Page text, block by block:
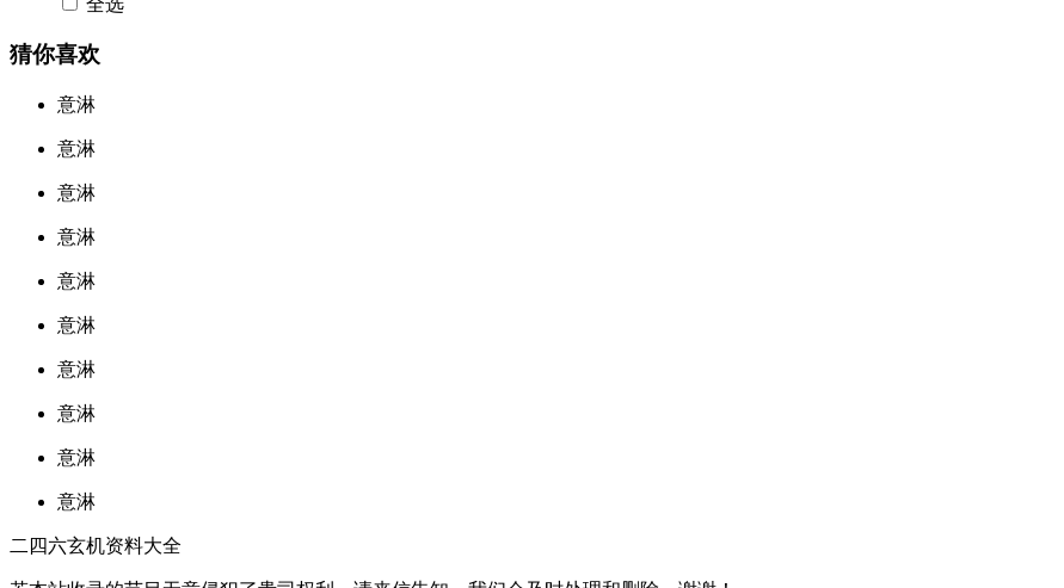
猜你喜欢
意淋
意淋
意淋
意淋
意淋
意淋
意淋
意淋
意淋
意淋
二四六玄机资料大全